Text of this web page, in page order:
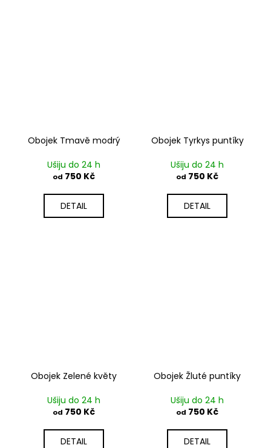
Obojek Tmavě modrý
Ušiju do 24 h
od 750 Kč
DETAIL
Obojek Tyrkys puntíky
Ušiju do 24 h
od 750 Kč
DETAIL
Obojek Zelené květy
Ušiju do 24 h
od 750 Kč
DETAIL
Obojek Žluté puntíky
Ušiju do 24 h
od 750 Kč
DETAIL